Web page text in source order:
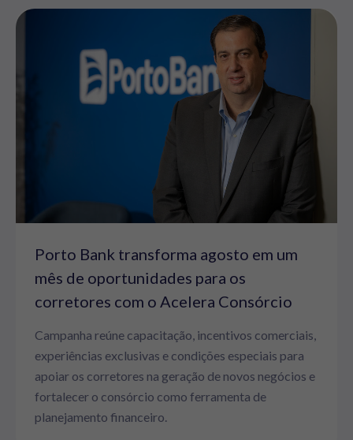
Porto Bank transforma agosto em um
mês de oportunidades para os
corretores com o Acelera Consórcio
Campanha reúne capacitação, incentivos comerciais,
experiências exclusivas e condições especiais para
apoiar os corretores na geração de novos negócios e
fortalecer o consórcio como ferramenta de
planejamento financeiro.